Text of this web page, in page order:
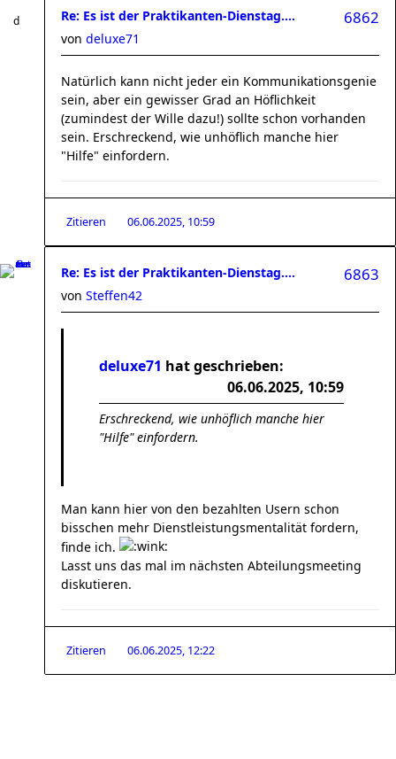
Re: Es ist der Praktikanten-Dienstag.... 6862
von deluxe71
Natürlich kann nicht jeder ein Kommunikationsgenie
sein, aber ein gewisser Grad an Höflichkeit
(zumindest der Wille dazu!) sollte schon vorhanden
sein. Erschreckend, wie unhöflich manche hier
"Hilfe" einfordern.
Zitieren 06.06.2025, 10:59
Re: Es ist der Praktikanten-Dienstag.... 6863
von Steffen42
deluxe71 hat geschrieben:
06.06.2025, 10:59
Erschreckend, wie unhöflich manche hier
"Hilfe" einfordern.
Man kann hier von den bezahlten Usern schon
bisschen mehr Dienstleistungsmentalität fordern,
finde ich.
Lasst uns das mal im nächsten Abteilungsmeeting
diskutieren.
Zitieren 06.06.2025, 12:22